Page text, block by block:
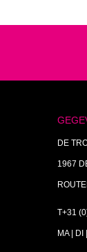
DE
1967
T+31
MA |